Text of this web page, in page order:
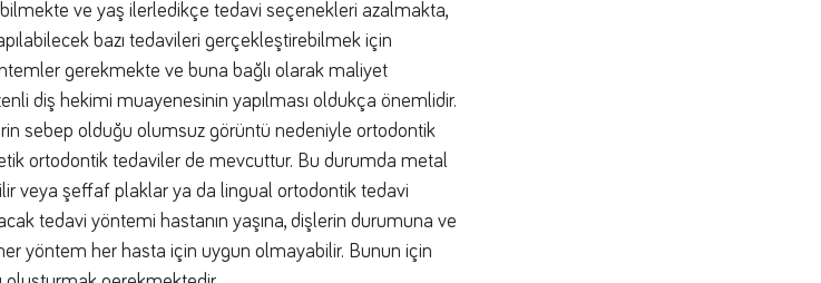
ve yaş ilerledikçe tedavi seçenekleri azalmakta,
bazı tedavileri gerçekleştirebilmek için
gerekmekte ve buna bağlı olarak maliyet
diş hekimi muayenesinin yapılması oldukça önemlidir.
sebep olduğu olumsuz görüntü nedeniyle ortodontik
ortodontik tedaviler de mevcuttur. Bu durumda metal
veya şeffaf plaklar ya da lingual ortodontik tedavi
tedavi yöntemi hastanın yaşına, dişlerin durumuna ve
yöntem her hasta için uygun olmayabilir. Bunun için